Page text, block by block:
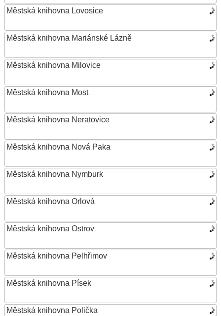
Městská knihovna Lovosice
Městská knihovna Mariánské Lázně
Městská knihovna Milovice
Městská knihovna Most
Městská knihovna Neratovice
Městská knihovna Nová Paka
Městská knihovna Nymburk
Městská knihovna Orlová
Městská knihovna Ostrov
Městská knihovna Pelhřimov
Městská knihovna Písek
Městská knihovna Polička